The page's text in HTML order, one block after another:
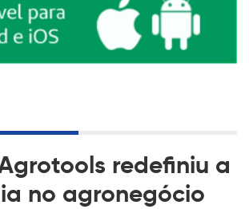
redefiniu a
no agronegócio